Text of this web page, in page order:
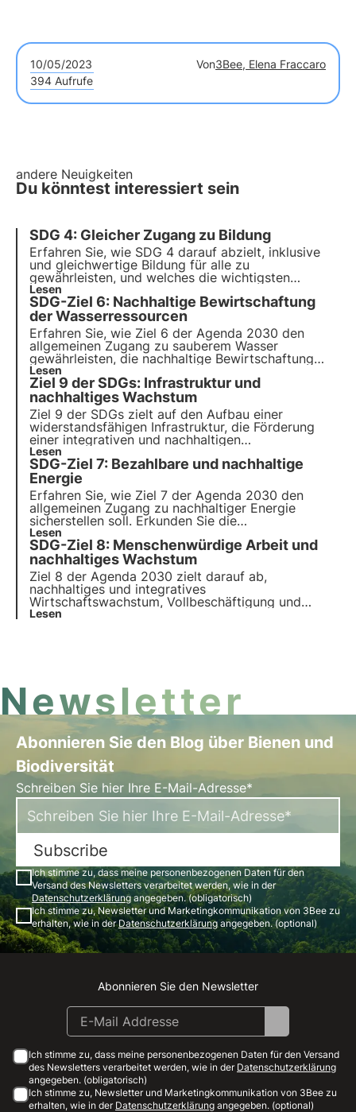
10/05/2023 Von3Bee, Elena Fraccaro
394 Aufrufe
andere Neuigkeiten
Du könntest interessiert sein
SDG 4: Gleicher Zugang zu Bildung
Erfahren Sie, wie SDG 4 darauf abzielt, inklusive
und gleichwertige Bildung für alle zu
gewährleisten, und welches die wichtigsten
Herausforderungen und Chancen für die Erreichung
dieses Ziels sind. Erfahren Sie außerdem, wie 3Bee
Umweltbildung und Weiterbildung für Erwachsene
fördert.
Lesen
SDG-Ziel 6: Nachhaltige Bewirtschaftung
der Wasserressourcen
Erfahren Sie, wie Ziel 6 der Agenda 2030 den
allgemeinen Zugang zu sauberem Wasser
gewährleisten, die nachhaltige Bewirtschaftung
von Wasserressourcen und sanitären Einrichtungen
verbessern und Wasserökosysteme schützen soll.
Lesen
Ziel 9 der SDGs: Infrastruktur und
nachhaltiges Wachstum
Ziel 9 der SDGs zielt auf den Aufbau einer
widerstandsfähigen Infrastruktur, die Förderung
einer integrativen und nachhaltigen
Industrialisierung und von Innovationen für
Wirtschaftswachstum ab. Erfahren Sie, wie
Investitionen in nachhaltige Infrastrukturen und
saubere Technologien zur Erreichung der Ziele
beitragen können.
Lesen
SDG-Ziel 7: Bezahlbare und nachhaltige
Energie
Erfahren Sie, wie Ziel 7 der Agenda 2030 den
allgemeinen Zugang zu nachhaltiger Energie
sicherstellen soll. Erkunden Sie die
Herausforderungen und Lösungen zur Förderung
von erneuerbaren Energien und Energieeffizienz,
die Rolle von Unternehmen und innovative Projekte
in diesem Bereich.
Lesen
SDG-Ziel 8: Menschenwürdige Arbeit und
nachhaltiges Wachstum
Ziel 8 der Agenda 2030 zielt darauf ab,
nachhaltiges und integratives
Wirtschaftswachstum, Vollbeschäftigung und
menschenwürdige Arbeit für alle zu fördern. In
Lesen
Newsletter
Abonnieren Sie den Blog über Bienen und
Biodiversität
Schreiben Sie hier Ihre E-Mail-Adresse*
Subscribe
Ich stimme zu, dass meine personenbezogenen Daten für den
Versand des Newsletters verarbeitet werden, wie in der
Datenschutzerklärungangegeben. (obligatorisch)
Ich stimme zu, Newsletter und Marketingkommunikation von 3Bee zu
erhalten, wie in derDatenschutzerklärungangegeben. (optional)
Instagram
Facebook
Linkedin
Youtube
Abonnieren Sie den Newsletter
Ich stimme zu, dass meine personenbezogenen Daten für den Versand
des Newsletters verarbeitet werden, wie in der Datenschutzerklärung
angegeben. (obligatorisch)
Ich stimme zu, Newsletter und Marketingkommunikation von 3Bee zu
erhalten, wie in der Datenschutzerklärung angegeben. (optional)